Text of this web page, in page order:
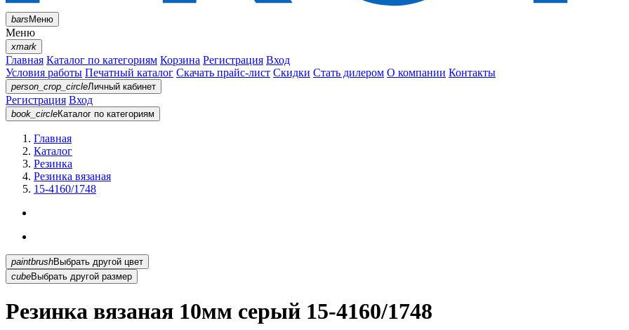
barsМеню
Меню
xmark
Главная Каталог по категориям Корзина Регистрация Вход
Условия работы Печатный каталог Скачать прайс-лист Скидки Стать дилером О компании Контакты
person_crop_circleЛичный кабинет
Регистрация Вход
book_circleКаталог по категориям
Главная
Каталог
Резинка
Резинка вязаная
15-4160/1748
paintbrush
Выбрать другой цвет
cubeВыбрать другой размер
Резинка вязаная 10мм серый 15-4160/1748